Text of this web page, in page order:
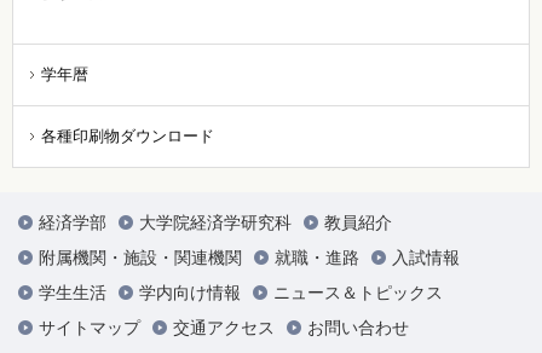
学年暦
各種印刷物ダウンロード
経済学部 大学院経済学研究科
教員紹介
附属機関・施設・関連機関
就職・進路
入試情報
学生生活
学内向け情報
ニュース＆トピックス
サイトマップ
交通アクセス
お問い合わせ